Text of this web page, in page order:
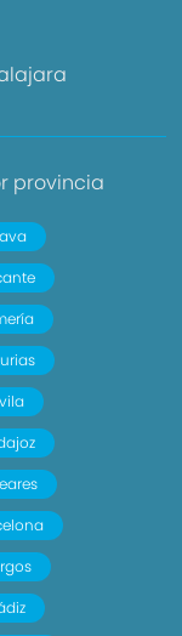
provincia